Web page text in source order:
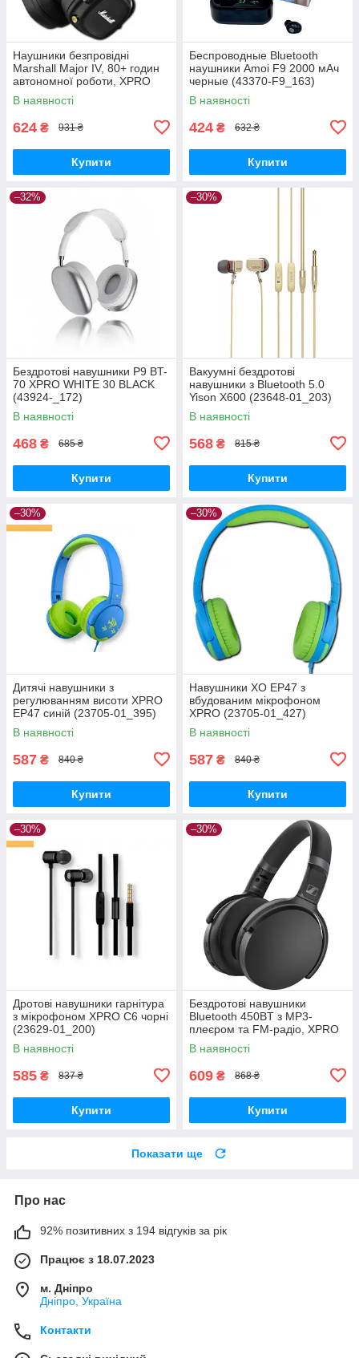
Наушники безпровідні
Marshall Major IV, 80+ годин
автономної роботи, XPRO
(44691-_291)
В наявності
624 ₴ 931 ₴
Купити
Беспроводные Bluetooth
наушники Amoi F9 2000 мАч
черные (43370-F9_163)
В наявності
424 ₴ 632 ₴
Купити
–32%
Бездротові навушники P9 BT-
70 XPRO WHITE 30 BLACK
(43924-_172)
В наявності
468 ₴ 685 ₴
Купити
–30%
Вакуумні бездротові
навушники з Bluetooth 5.0
Yison X600 (23648-01_203)
В наявності
568 ₴ 815 ₴
Купити
–30%
Дитячі навушники з
регулюванням висоти XPRO
EP47 синій (23705-01_395)
В наявності
587 ₴ 840 ₴
Купити
–30%
Навушники XO EP47 з
вбудованим мікрофоном
XPRO (23705-01_427)
В наявності
587 ₴ 840 ₴
Купити
–30%
Дротові навушники гарнітура
з мікрофоном XPRO C6 чорні
(23629-01_200)
В наявності
585 ₴ 837 ₴
Купити
–30%
Бездротові навушники
Bluetooth 450BT з MP3-
плеєром та FM-радіо, XPRO
(41166-450BT_231)
В наявності
609 ₴ 868 ₴
Купити
Показати ще
Про нас
92% позитивних з 194 відгуків за рік
Працює з 18.07.2023
м. Дніпро
Дніпро, Україна
Контакти